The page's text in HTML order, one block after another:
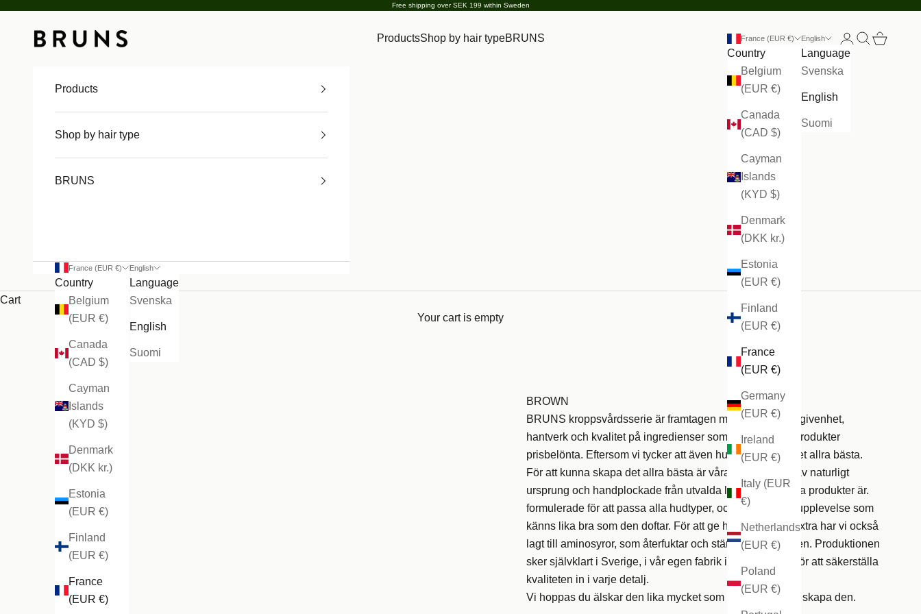
Free shipping over SEK 199 within Sweden
BRUNS ProductsShop by hair typeBRUNS France (EUR €)
Country
Belgium
(EUR €)
Canada
(CAD $)
Cayman
Islands
(KYD $)
Denmark
(DKK kr.)
Estonia
(EUR €)
Finland
(EUR €)
France
(EUR €)
Germany
(EUR €)
Ireland
(EUR €)
Italy (EUR
€)
Netherlands
(EUR €)
Poland
(EUR €)
English
Language
Svenska
English
Suomi
Open account
Open search
Open cart
Products
Shop by hair type
BRUNS
France (EUR €)
Country
Belgium
(EUR €)
Canada
(CAD $)
Cayman
Islands
(KYD $)
Denmark
(DKK kr.)
Estonia
(EUR €)
Finland
(EUR €)
France
(EUR €)
English
Language
Svenska
English
Suomi
Cart
Your cart is empty
BROWN
BRUNS kroppsvårdsserie är framtagen med samma hängivenhet,
hantverk och kvalitet på ingredienser som gjort våra hårprodukter
prisbelönta. Eftersom vi tycker att även huden förtjänar det allra bästa.
För att kunna skapa det allra bästa är våra råvaror alltid av naturligt
ursprung och handplockade från utvalda leverantörer. Alla produkter är.
formulerade för att passa alla hudtyper, och för att ge en upplevelse som
känns lika bra som den doftar. För att ge huden det lilla extra har vi också
lagt till aminosyror, som återfuktar och stärker hudbarriären. Produktionen
sker självklart i Sverige, i vår egen fabrik i Landskrona - för att säkerställa
kvaliteten in i varje detalj.
Vi hoppas du älskar den lika mycket som vi har älskat att skapa den.